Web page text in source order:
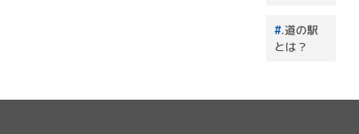
.道の駅
とは？